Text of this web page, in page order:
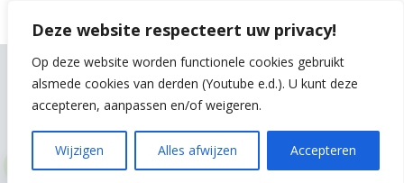
Deze website respecteert uw privacy!
Op deze website worden functionele cookies gebruikt
alsmede cookies van derden (Youtube e.d.). U kunt deze
accepteren, aanpassen en/of weigeren.
Wijzigen Alles afwijzen Accepteren
Gemaakt metMake. De vriendelijke site-builder.